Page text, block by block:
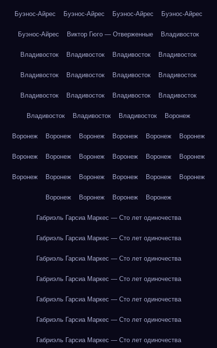
Буэнос-Айрес Буэнос-Айрес Буэнос-Айрес Буэнос-Айрес
Буэнос-Айрес Виктор Гюго — Отверженные Владивосток
Владивосток Владивосток Владивосток Владивосток
Владивосток Владивосток Владивосток Владивосток
Владивосток Владивосток Владивосток Владивосток
Владивосток Владивосток Владивосток Воронеж
Воронеж Воронеж Воронеж Воронеж Воронеж Воронеж
Воронеж Воронеж Воронеж Воронеж Воронеж Воронеж
Воронеж Воронеж Воронеж Воронеж Воронеж Воронеж
Воронеж Воронеж Воронеж Воронеж
Габриэль Гарсиа Маркес — Сто лет одиночества
Габриэль Гарсиа Маркес — Сто лет одиночества
Габриэль Гарсиа Маркес — Сто лет одиночества
Габриэль Гарсиа Маркес — Сто лет одиночества
Габриэль Гарсиа Маркес — Сто лет одиночества
Габриэль Гарсиа Маркес — Сто лет одиночества
Габриэль Гарсиа Маркес — Сто лет одиночества